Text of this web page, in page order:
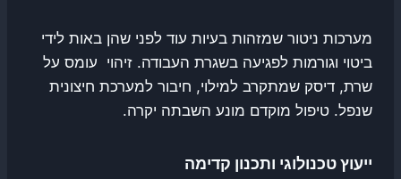
מערכות ניטור שמזהות בעיות עוד לפני שהן באות לידי
ביטוי וגורמות לפגיעה בשגרת העבודה. זיהוי עומס על
שרת, דיסק שמתקרב למילוי, חיבור למערכת חיצונית
שנפל. טיפול מוקדם מונע השבתה יקרה.
ייעוץ טכנולוגי ותכנון קדימה